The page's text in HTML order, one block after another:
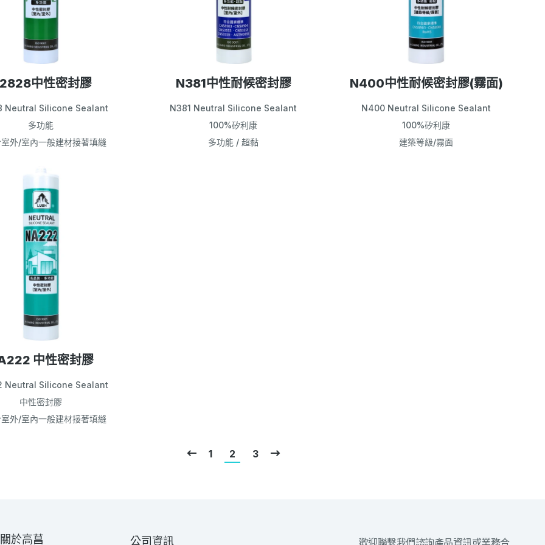
中性密封膠
Neutral Silicone Sealant
多功能
外/室內一般建材接著填縫
N381中性耐候密封膠
N381 Neutral Silicone Sealant
100%矽利康
多功能 / 超黏
N400中性耐候密封膠(霧面)
N400 Neutral Silicone Sealant
100%矽利康
建築等級/霧面
中性密封膠
Neutral Silicone Sealant
中性密封膠
外/室內一般建材接著填縫
1 2 3
關於高菖 公司資訊 歡迎聯繫我們諮詢產品資訊或業務合